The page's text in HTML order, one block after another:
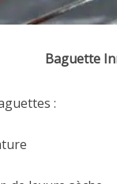
Baguette
: